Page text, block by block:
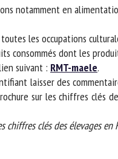
notamment en
les occupations
consommés dont les
suivant : RMT-maele.
laisser des
sur les chiffres clés
clés des élevages en
avec le CNR BEA. *